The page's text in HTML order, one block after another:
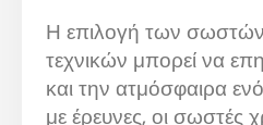
Η επιλογή των
τεχνικών μπορεί να
και την ατμόσφαιρα
με έρευνες, οι σωστές